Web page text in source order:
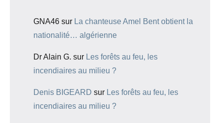
GNA46 sur La chanteuse Amel Bent obtient la
nationalité… algérienne
Dr Alain G. sur Les forêts au feu, les
incendiaires au milieu ?
Denis BIGEARD sur Les forêts au feu, les
incendiaires au milieu ?